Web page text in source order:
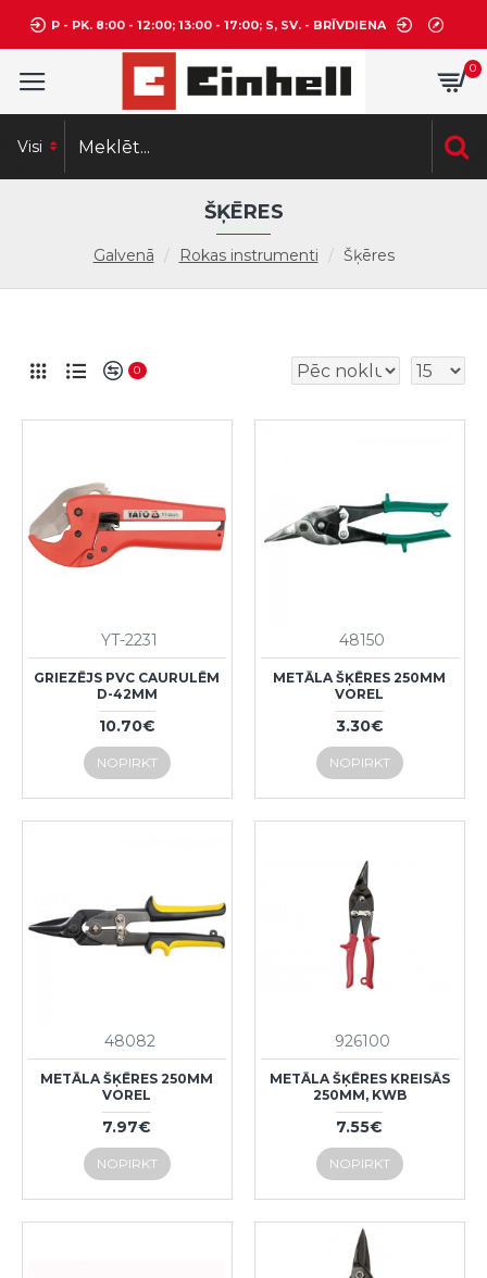
P - PK. 8:00 - 12:00; 13:00 - 17:00; S, SV. - BRĪVDIENA
0
Visi
Galvenā Rokas instrumenti Šķēres
ŠĶĒRES
0
YT-2231
GRIEZĒJS PVC CAURULĒM
D-42MM
10.70€
NOPIRKT
48150
METĀLA ŠĶĒRES 250MM
VOREL
3.30€
NOPIRKT
48082
METĀLA ŠĶĒRES 250MM
VOREL
7.97€
NOPIRKT
926100
METĀLA ŠĶĒRES KREISĀS
250MM, KWB
7.55€
NOPIRKT